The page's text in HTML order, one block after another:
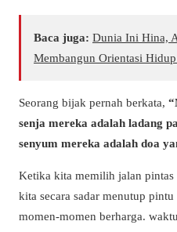
Baca juga: Dunia Ini Hina,
Membangun Orientasi
Seorang bijak pernah berkata,
senja mereka adalah ladang
senyum mereka adalah doa
Ketika kita memilih jalan pintas
kita secara sadar menutup
momen-momen berharga.